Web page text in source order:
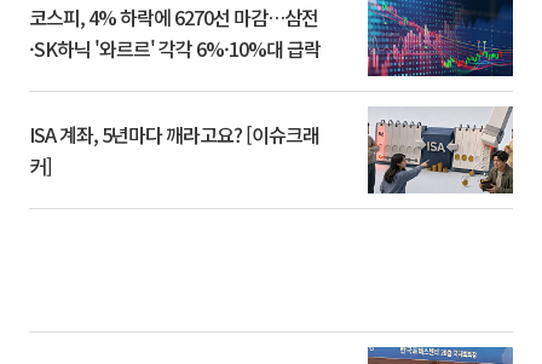
코스피, 4% 하락에 6270선 마감…삼전
·SK하닉 '와르르' 각각 6%·10%대 급락
ISA 계좌, 5년마다 깨라고요? [이슈크래
커]